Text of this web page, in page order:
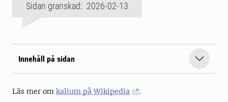
Sidan granskad: 2026-02-13
Innehåll på sidan
Läs mer om kalium på Wikipedia .